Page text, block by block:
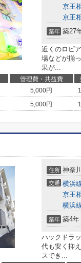
京王
京王
築年 築27
近くのロピ
場などが揃
果が...
管理費・共益費
5,000円
5,000円
住所 神奈
交通 横浜
京王
横浜
築年 築4年
ハックドラ
代も安く抑
スでき...